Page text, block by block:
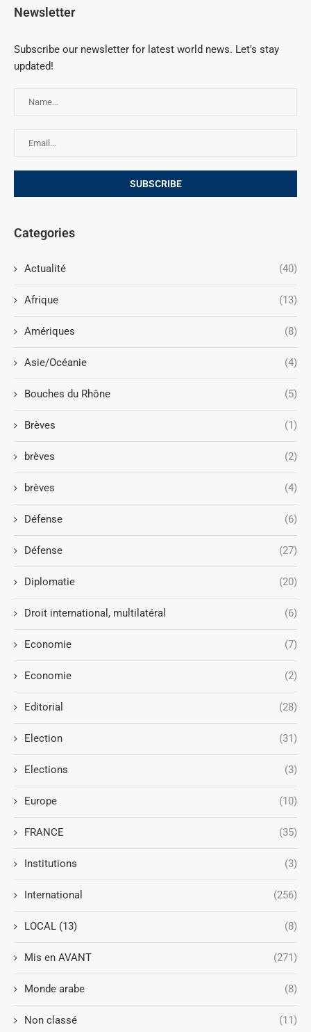
Newsletter
Subscribe our newsletter for latest world news. Let's stay
updated!
Categories
Actualité (40)
Afrique (13)
Amériques (8)
Asie/Océanie (4)
Bouches du Rhône (5)
Brèves (1)
brèves (2)
brèves (4)
Défense (6)
Défense (27)
Diplomatie (20)
Droit international, multilatéral (6)
Economie (7)
Economie (2)
Editorial (28)
Election (31)
Elections (3)
Europe (10)
FRANCE (35)
Institutions (3)
International (256)
LOCAL (13) (8)
Mis en AVANT (271)
Monde arabe (8)
Non classé (11)